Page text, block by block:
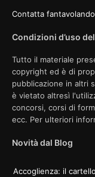
Contatta
Condizioni d’uso
Tutto il materiale
copyright ed è di
pubblicazione in altri
è vietato altresì
concorsi, corsi di
ecc. Per ulteriori
Novità dal Blog
Accoglienza: il